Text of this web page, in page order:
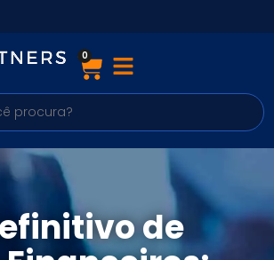
Nacionais
Continuada
0
de